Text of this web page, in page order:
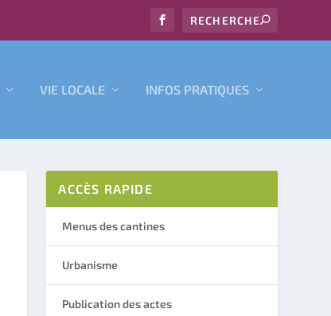
VIE LOCALE INFOS PRATIQUES
ACCÈS RAPIDE
Menus des cantines
Urbanisme
Publication des actes